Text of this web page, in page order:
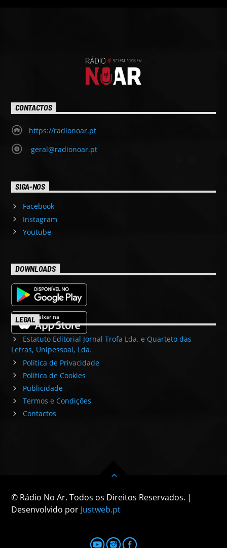
CONTACTOS
https://radionoar.pt
geral@radionoar.pt
SIGA-NOS
Facebook
Instagram
Youtube
DOWNLOADS
LEGAL
Estatuto Editorial Jornal Trofa Lda. e Quarteto das
Letras, Unipessoal, Lda.
Política de Privacidade
Política de Cookies
Publicidade
Termos e Condições
Contactos
© Rádio No Ar. Todos os Direitos Reservados. |
Desenvolvido por Justweb.pt